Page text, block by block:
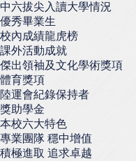
中六拔尖入讀大學情況
優秀畢業生
校內成績龍虎榜
課外活動成就
傑出領袖及文化學術獎項
體育獎項
陸運會紀錄保持者
獎助學金
本校六大特色
專業團隊 穩中增值
積極進取 追求卓越